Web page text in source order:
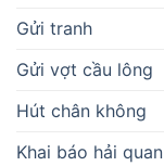
Gửi tranh
Gửi vợt cầu lông
Hút chân không
Khai báo hải quan